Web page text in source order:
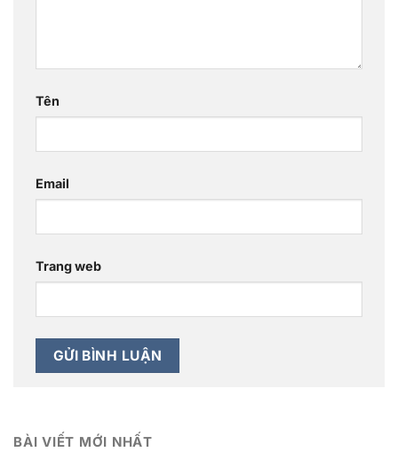
Tên
Email
Trang web
BÀI VIẾT MỚI NHẤT